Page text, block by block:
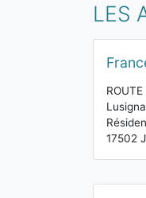
LES
17502